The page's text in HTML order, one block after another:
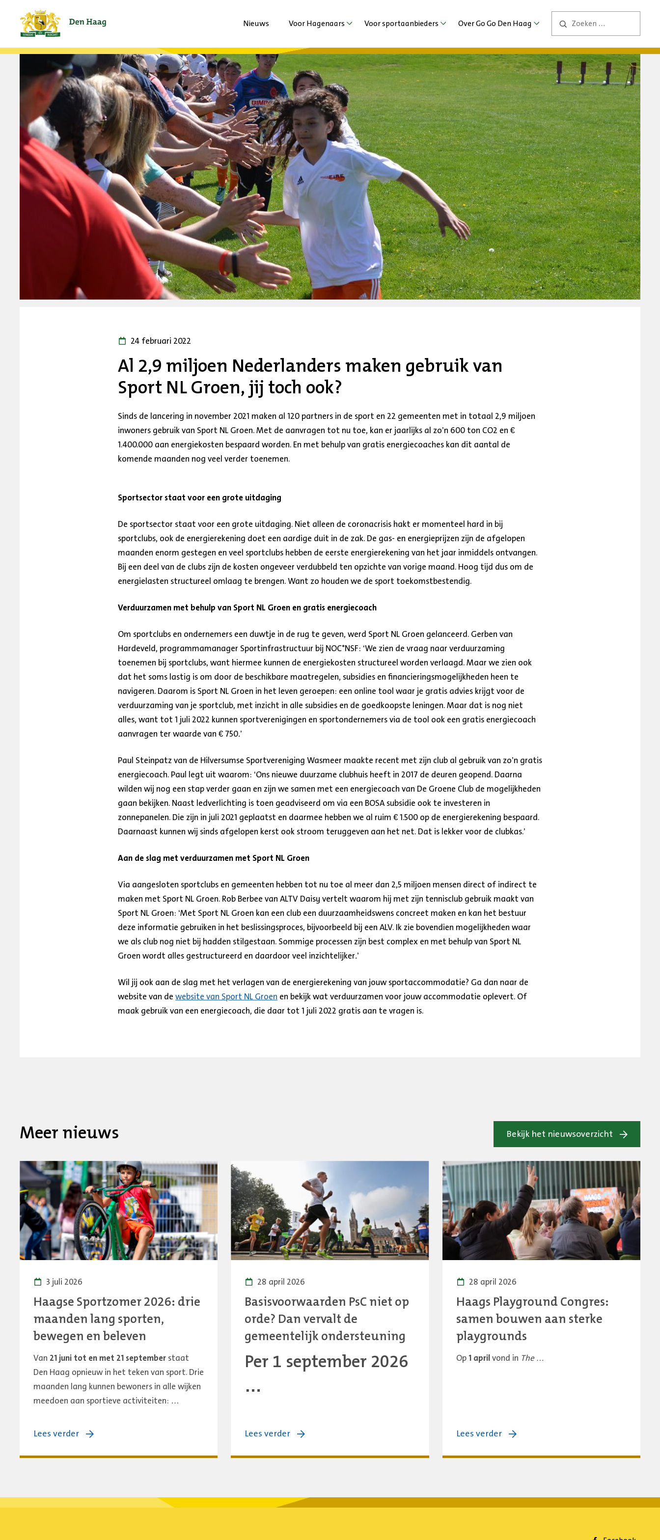
Nieuws Voor Hagenaars
Agenda
Sporten met beperking
Jeugd en Jongeren
Volwassenen en Senioren
Haagse Sportzomer
Stadsspelen Den Haag
Voor sportaanbieders
Agenda
Nieuws
Extra ondersteuning
Vechtsportaanbieders
Duurzaamheid
Haagse Kracht Clubs
Ervaringen
Haags Sportdiner 2026
Over Go Go Den Haag
Contact
Al 2,9 miljoen Nederlanders maken gebruik van
Sport NL Groen, jij toch ook?
24 februari 2022
Sinds de lancering in november 2021 maken al 120 partners in de sport en 22 gemeenten met in totaal 2,9 miljoen
inwoners gebruik van Sport NL Groen. Met de aanvragen tot nu toe, kan er jaarlijks al zo’n 600 ton CO2 en €
1.400.000 aan energiekosten bespaard worden. En met behulp van gratis energiecoaches kan dit aantal de
komende maanden nog veel verder toenemen.
Sportsector staat voor een grote uitdaging
De sportsector staat voor een grote uitdaging. Niet alleen de coronacrisis hakt er momenteel hard in bij
sportclubs, ook de energierekening doet een aardige duit in de zak. De gas- en energieprijzen zijn de afgelopen
maanden enorm gestegen en veel sportclubs hebben de eerste energierekening van het jaar inmiddels ontvangen.
Bij een deel van de clubs zijn de kosten ongeveer verdubbeld ten opzichte van vorige maand. Hoog tijd dus om de
energielasten structureel omlaag te brengen. Want zo houden we de sport toekomstbestendig.
Verduurzamen met behulp van Sport NL Groen en gratis energiecoach
Om sportclubs en ondernemers een duwtje in de rug te geven, werd Sport NL Groen gelanceerd. Gerben van
Hardeveld, programmamanager Sportinfrastructuur bij NOC*NSF: ‘We zien de vraag naar verduurzaming
toenemen bij sportclubs, want hiermee kunnen de energiekosten structureel worden verlaagd. Maar we zien ook
dat het soms lastig is om door de beschikbare maatregelen, subsidies en financieringsmogelijkheden heen te
navigeren. Daarom is Sport NL Groen in het leven geroepen: een online tool waar je gratis advies krijgt voor de
verduurzaming van je sportclub, met inzicht in alle subsidies en de goedkoopste leningen. Maar dat is nog niet
alles, want tot 1 juli 2022 kunnen sportverenigingen en sportondernemers via de tool ook een gratis energiecoach
aanvragen ter waarde van € 750.’
Paul Steinpatz van de Hilversumse Sportvereniging Wasmeer maakte recent met zijn club al gebruik van zo’n gratis
energiecoach. Paul legt uit waarom: ‘Ons nieuwe duurzame clubhuis heeft in 2017 de deuren geopend. Daarna
wilden wij nog een stap verder gaan en zijn we samen met een energiecoach van De Groene Club de mogelijkheden
gaan bekijken. Naast ledverlichting is toen geadviseerd om via een BOSA subsidie ook te investeren in
zonnepanelen. Die zijn in juli 2021 geplaatst en daarmee hebben we al ruim € 1.500 op de energierekening bespaard.
Daarnaast kunnen wij sinds afgelopen kerst ook stroom teruggeven aan het net. Dat is lekker voor de clubkas.’
Aan de slag met verduurzamen met Sport NL Groen
Via aangesloten sportclubs en gemeenten hebben tot nu toe al meer dan 2,5 miljoen mensen direct of indirect te
maken met Sport NL Groen. Rob Berbee van ALTV Daisy vertelt waarom hij met zijn tennisclub gebruik maakt van
Sport NL Groen: ‘Met Sport NL Groen kan een club een duurzaamheidswens concreet maken en kan het bestuur
deze informatie gebruiken in het beslissingsproces, bijvoorbeeld bij een ALV. Ik zie bovendien mogelijkheden waar
we als club nog niet bij hadden stilgestaan. Sommige processen zijn best complex en met behulp van Sport NL
Groen wordt alles gestructureerd en daardoor veel inzichtelijker.’
Wil jij ook aan de slag met het verlagen van de energierekening van jouw sportaccommodatie? Ga dan naar de
website van de website van Sport NL Groen en bekijk wat verduurzamen voor jouw accommodatie oplevert. Of
maak gebruik van een energiecoach, die daar tot 1 juli 2022 gratis aan te vragen is.
Meer nieuws Bekijk het nieuwsoverzicht
3 juli 2026
Haagse Sportzomer 2026: drie
maanden lang sporten,
bewegen en beleven
Van 21 juni tot en met 21 september staat
Den Haag opnieuw in het teken van sport. Drie
maanden lang kunnen bewoners in alle wijken
meedoen aan sportieve activiteiten: …
Lees verder over:
Sportzomer
28 april 2026
Basisvoorwaarden PsC niet op
orde? Dan vervalt de
gemeentelijk ondersteuning
Per 1 september 2026
…
Lees verder over:
PsC
orde?
28 april 2026
Haags Playground Congres:
samen bouwen aan sterke
playgrounds
Op1 aprilvond in The …
Lees verder over:
Playground